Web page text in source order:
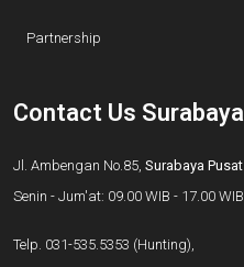
Partnership
Contact Us Surabaya
Jl. Ambengan No.85, Surabaya Pusat
Senin - Jum'at: 09.00 WIB - 17.00 WIB
Telp. 031-535.5353 (Hunting),